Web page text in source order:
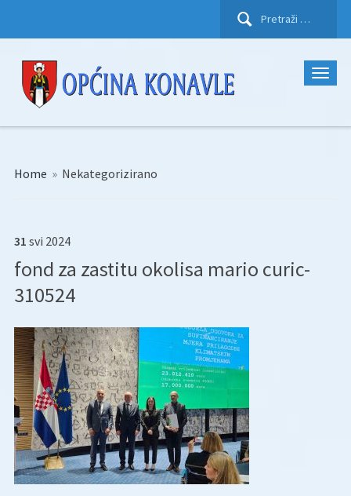
Pretraži:
Home » Nekategorizirano
31 svi 2024
fond za zastitu okolisa mario curic-
310524